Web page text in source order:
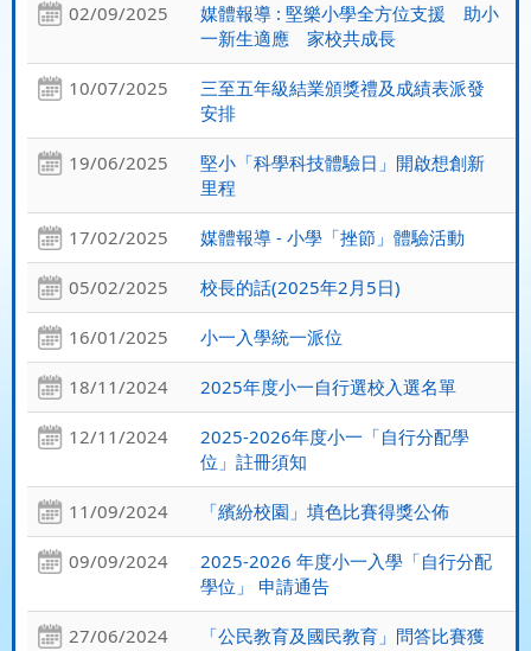
02/09/2025
媒體報導 : 堅樂小學全方位支援 助小
一新生適應 家校共成長
10/07/2025
三至五年級結業頒獎禮及成績表派發
安排
19/06/2025
堅小「科學科技體驗日」開啟想創新
里程
17/02/2025 媒體報導 - 小學「挫節」體驗活動
05/02/2025 校長的話(2025年2月5日)
16/01/2025 小一入學統一派位
18/11/2024 2025年度小一自行選校入選名單
12/11/2024
2025-2026年度小一「自行分配學
位」註冊須知
11/09/2024 「繽紛校園」填色比賽得獎公佈
09/09/2024
2025-2026 年度小一入學「自行分配
學位」 申請通告
27/06/2024
「公民教育及國民教育」問答比賽獲